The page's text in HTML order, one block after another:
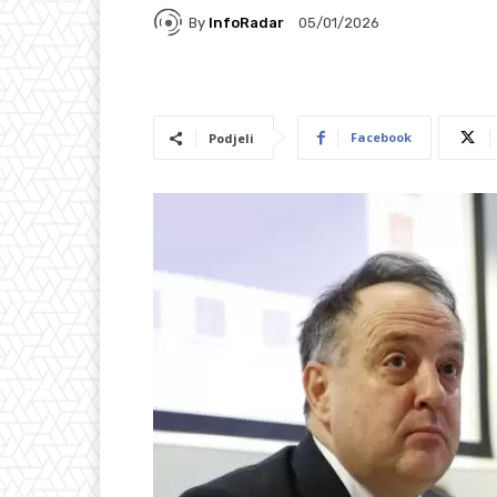
By InfoRadar 05/01/2026
Podjeli Facebook